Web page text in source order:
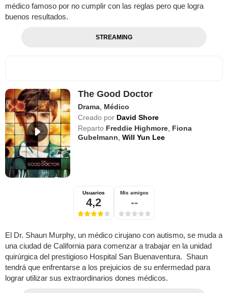
médico famoso por no cumplir con las reglas pero que logra
buenos resultados.
STREAMING
The Good Doctor
Drama Médico
Creado por David Shore
Reparto Freddie Highmore Fiona
Gubelmann ,Will Yun Lee
Usuarios
4,2
Mis amigos
--
El Dr. Shaun Murphy, un médico cirujano con autismo, se muda a
una ciudad de California para comenzar a trabajar en la unidad
quirúrgica del prestigioso Hospital San Buenaventura. Shaun
tendrá que enfrentarse a los prejuicios de su enfermedad para
lograr utilizar sus extraordinarios dones médicos.